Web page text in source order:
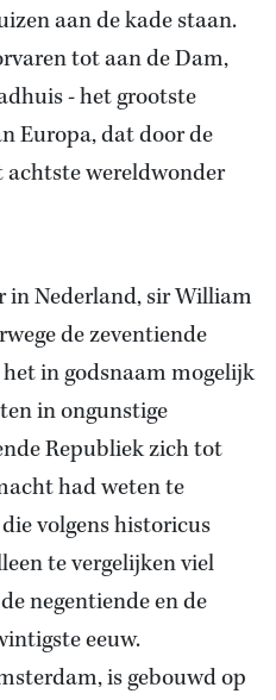
aan de kade staan.
tot aan de Dam,
- het grootste
Europa, dat door de
wereldwonder
in Nederland, sir William
de zeventiende
in godsnaam mogelijk
in ongunstige
Republiek zich tot
had weten te
volgens historicus
te vergelijken viel
negentiende en de
eeuw.
is gebouwd op